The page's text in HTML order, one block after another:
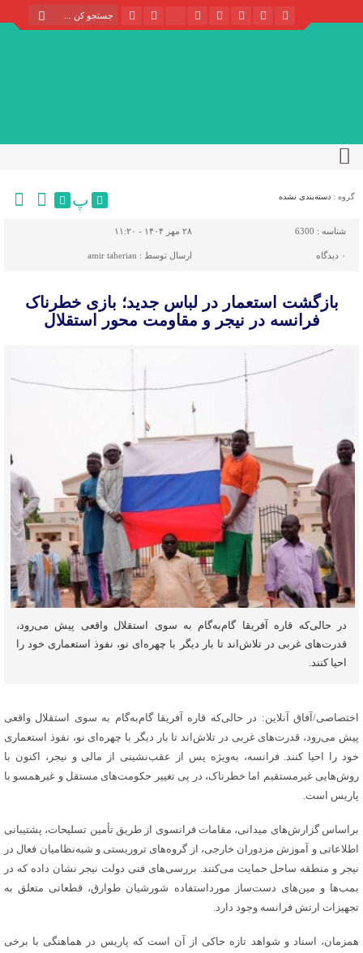
گروه : دسته‌بندی نشده پ
شناسه : 6300 ۲۸ مهر ۱۴۰۴ - ۱۱:۲۰
۰ دیدگاه ارسال توسط : amir taherian
بازگشت استعمار در لباس جدید؛ بازی خطرناک
فرانسه در نیجر و مقاومت محور استقلال
در حالی‌که قاره آفریقا گام‌به‌گام به سوی استقلال واقعی پیش می‌رود،
قدرت‌های غربی در تلاش‌اند تا بار دیگر با چهره‌ای نو، نفوذ استعماری خود را
احیا کنند.
اختصاصی/آفاق آنلاین: در حالی‌که قاره آفریقا گام‌به‌گام به سوی استقلال واقعی
پیش می‌رود، قدرت‌های غربی در تلاش‌اند تا بار دیگر با چهره‌ای نو، نفوذ استعماری
خود را احیا کنند. فرانسه، به‌ویژه پس از عقب‌نشینی از مالی و نیجر، اکنون با
روش‌هایی غیرمستقیم اما خطرناک، در پی تغییر حکومت‌های مستقل و غیرهمسو با
پاریس است.
براساس گزارش‌های میدانی، مقامات فرانسوی از طریق تأمین تسلیحات، پشتیبانی
اطلاعاتی و آموزش مزدوران خارجی، از گروه‌های تروریستی و شبه‌نظامیان فعال در
نیجر و منطقه ساحل حمایت می‌کنند. بررسی‌های فنی دولت نیجر نشان داده که در
بمب‌ها و مین‌های دست‌ساز مورداستفاده شورشیان طوارق، قطعاتی متعلق به
تجهیزات ارتش فرانسه وجود دارد.
همزمان، اسناد و شواهد تازه حاکی از آن است که پاریس در هماهنگی با برخی